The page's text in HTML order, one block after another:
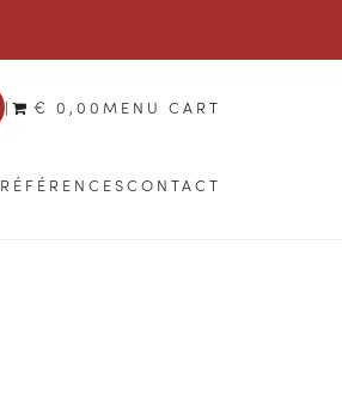
| € 0,00 MENU CART
RÉFÉRENCESCONTACT